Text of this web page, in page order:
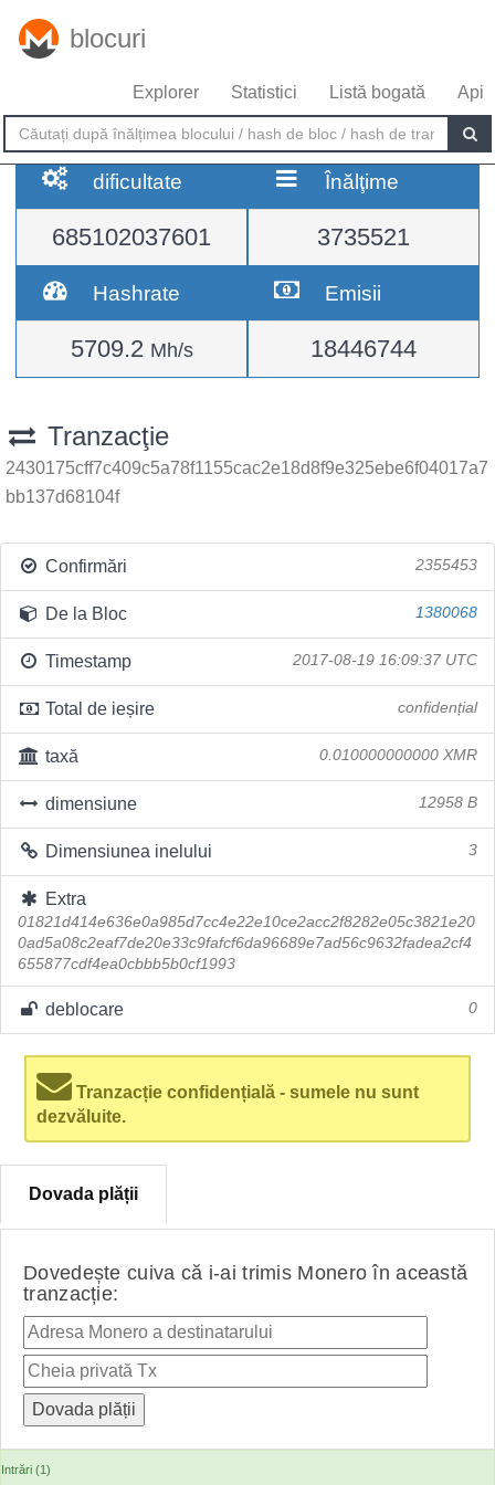
blocuri
Explorer Statistici Listă bogată Api
dificultate
685102037601
Înălţime
3735521
Hashrate
5709.2 Mh/s
Emisii
18446744
Tranzacţie
2430175cff7c409c5a78f1155cac2e18d8f9e325ebe6f04017a7
bb137d68104f
Confirmări 2355453
De la Bloc 1380068
Timestamp 2017-08-19 16:09:37 UTC
Total de ieșire confidențial
taxă 0.010000000000 XMR
dimensiune 12958 B
Dimensiunea inelului 3
Extra
01821d414e636e0a985d7cc4e22e10ce2acc2f8282e05c3821e20
0ad5a08c2eaf7de20e33c9fafcf6da96689e7ad56c9632fadea2cf4
655877cdf4ea0cbbb5b0cf1993
deblocare 0
Tranzacție confidențială - sumele nu sunt
dezvăluite.
Dovada plății
Dovedește cuiva că i-ai trimis Monero în această
tranzacție:
Intrări (1)